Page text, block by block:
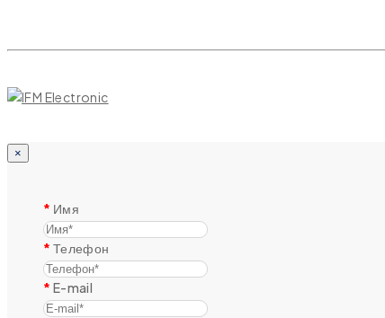
×
Имя
Телефон
E-mail